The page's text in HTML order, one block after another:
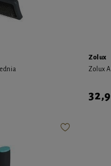
Zolux
Zolux